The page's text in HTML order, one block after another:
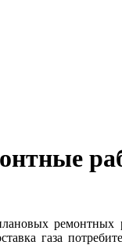
ремонтных
газа